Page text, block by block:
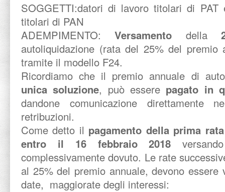
SOGGETTI:datori di lavoro titolari di
titolari di PAN
ADEMPIMENTO:Versamento della
autoliquidazione (rata del 25% del premio
tramite il modello F24.
Ricordiamo che il premio annuale di
unica soluzione, può essere pagato in
dandone comunicazione direttamente
retribuzioni.
Come detto il pagamento della prima
entro il 16 febbraio 2018
complessivamente dovuto. Le rate
al 25% del premio annuale, devono essere
date, maggiorate degli interessi: